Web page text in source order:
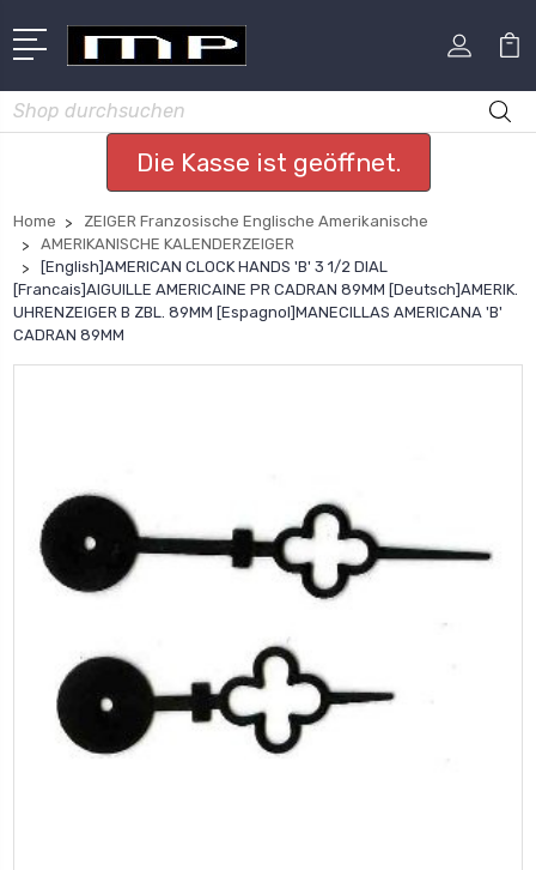
Suchen
Die Kasse ist geöffnet.
Home
ZEIGER Franzosische Englische Amerikanische
AMERIKANISCHE KALENDERZEIGER
[English]AMERICAN CLOCK HANDS 'B' 3 1/2 DIAL
[Francais]AIGUILLE AMERICAINE PR CADRAN 89MM [Deutsch]AMERIK.
UHRENZEIGER B ZBL. 89MM [Espagnol]MANECILLAS AMERICANA 'B'
CADRAN 89MM